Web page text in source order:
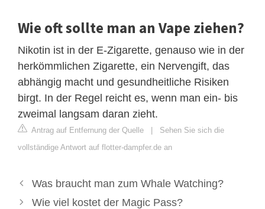
Wie oft sollte man an Vape ziehen?
Nikotin ist in der E-Zigarette, genauso wie in der
herkömmlichen Zigarette, ein Nervengift, das
abhängig macht und gesundheitliche Risiken
birgt. In der Regel reicht es, wenn man ein- bis
zweimal langsam daran zieht.
Antrag auf Entfernung der Quelle | Sehen Sie sich die
vollständige Antwort auf flotter-dampfer.de an
Was braucht man zum Whale Watching?
Wie viel kostet der Magic Pass?